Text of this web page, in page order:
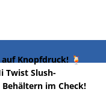
auf Knopfdruck! 🍹
Twist Slush-
im Check!